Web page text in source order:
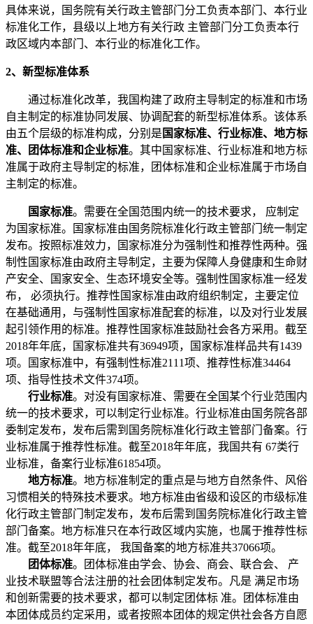
具体来说，国务院有关行政主管部门分工负责本部门、本行业
标准化工作，县级以上地方有关行政 主管部门分工负责本行
政区域内本部门、本行业的标准化工作。
2、新型标准体系
通过标准化改革，我国构建了政府主导制定的标准和市场
自主制定的标准协同发展、协调配套的新型标准体系。该体系
由五个层级的标准构成，分别是 国家标准、行业标准、地方标
准、团体标准和企业标准。其中国家标准、行业标准和地方标
准属于政府主导制定的标准，团体标准和企业标准属于市场自
主制定的标准。
国家标准。需要在全国范围内统一的技术要求， 应制定
为国家标准。国家标准由国务院标准化行政主管部门统一制定
发布。按照标准效力，国家标准分为强制性和推荐性两种。强
制性国家标准由政府主导制定，主要为保障人身健康和生命财
产安全、国家安全、生态环境安全等。强制性国家标准一经发
布， 必须执行。推荐性国家标准由政府组织制定，主要定位
在基础通用，与强制性国家标准配套的标准，以及对行业发展
起引领作用的标准。推荐性国家标准鼓励社会各方采用。截至
2018年年底，国家标准共有36949项，国家标准样品共有1439
项。国家标准中，有强制性标准2111项、推荐性标准34464
项、指导性技术文件374项。
行业标准。对没有国家标准、需要在全国某个行业范围内
统一的技术要求，可以制定行业标准。行业标准由国务院各部
委制定发布，发布后需到国务院标准化行政主管部门备案。行
业标准属于推荐性标准。截至2018年年底，我国共有 67类行
业标准，备案行业标准61854项。
地方标准。地方标准制定的重点是与地方自然条件、风俗
习惯相关的特殊技术要求。地方标准由省级和设区的市级标准
化行政主管部门制定发布，发布后需到国务院标准化行政主管
部门备案。地方标准只在本行政区域内实施，也属于推荐性标
准。截至2018年年底， 我国备案的地方标准共37066项。
团体标准。团体标准由学会、协会、商会、联合会、 产
业技术联盟等合法注册的社会团体制定发布。凡是 满足市场
和创新需要的技术要求，都可以制定团体标 准。团体标准由
本团体成员约定采用，或者按照本团体的规定供社会各方自愿